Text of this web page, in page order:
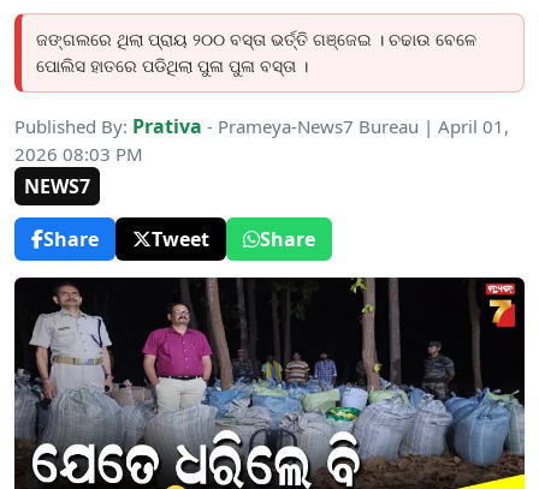
ଜଙ୍ଗଲରେ ଥିଲା ପ୍ରାୟ ୨୦୦ ବସ୍ତା ଭର୍ତ୍ତି ଗଞ୍ଜେଇ । ଚଢାଉ ବେଳେ
ପୋଲିସ ହାତରେ ପଡିଥିଲା ପୁଳା ପୁଳା ବସ୍ତା ।
Published By: Prativa - Prameya-News7 Bureau | April 01,
2026 08:03 PM
NEWS7
Share
Tweet Share